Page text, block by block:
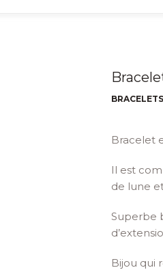
BRACELETS
Bracelet
Il est
de lune
Superbe
Bijou qui